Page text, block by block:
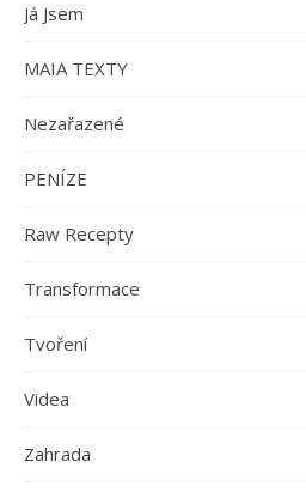
Já Jsem
MAIA TEXTY
Nezařazené
PENÍZE
Raw Recepty
Transformace
Tvoření
Videa
Zahrada